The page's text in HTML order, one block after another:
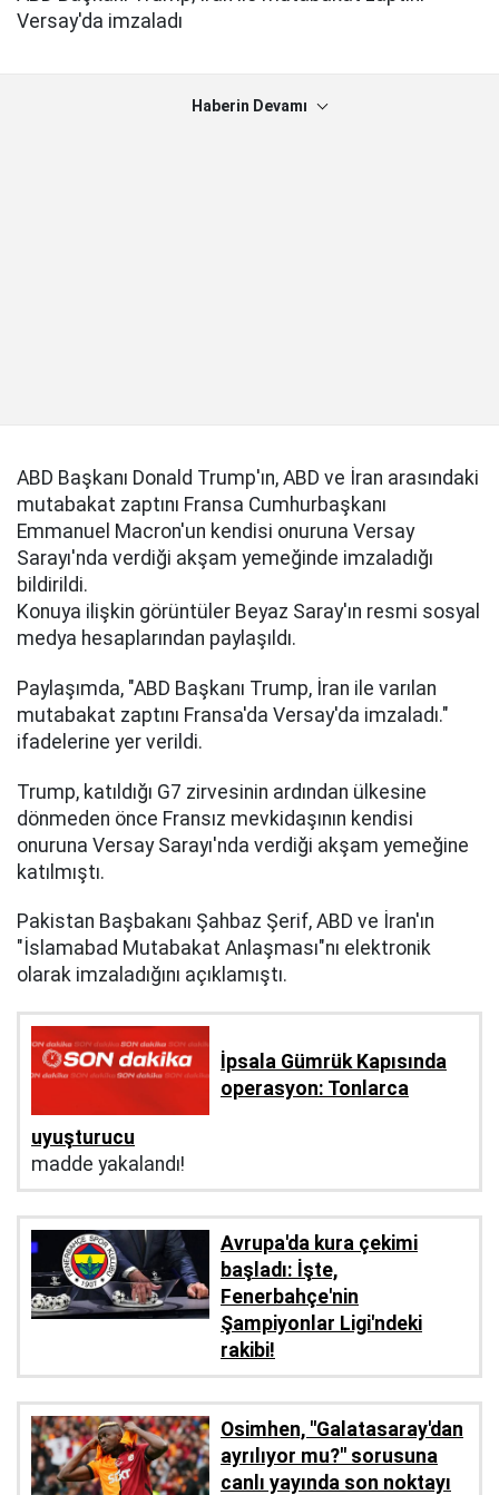
Versay'da imzaladı
Haberin Devamı
ABD Başkanı Donald Trump'ın, ABD ve İran arasındaki
mutabakat zaptını Fransa Cumhurbaşkanı
Emmanuel Macron'un kendisi onuruna Versay
Sarayı'nda verdiği akşam yemeğinde imzaladığı
bildirildi.
Konuya ilişkin görüntüler Beyaz Saray'ın resmi sosyal
medya hesaplarından paylaşıldı.
Paylaşımda, "ABD Başkanı Trump, İran ile varılan
mutabakat zaptını Fransa'da Versay'da imzaladı."
ifadelerine yer verildi.
Trump, katıldığı G7 zirvesinin ardından ülkesine
dönmeden önce Fransız mevkidaşının kendisi
onuruna Versay Sarayı'nda verdiği akşam yemeğine
katılmıştı.
Pakistan Başbakanı Şahbaz Şerif, ABD ve İran'ın
"İslamabad Mutabakat Anlaşması"nı elektronik
olarak imzaladığını açıklamıştı.
İpsala Gümrük Kapısında
operasyon: Tonlarca
uyuşturucu
madde yakalandı!
Avrupa'da kura çekimi
başladı: İşte,
Fenerbahçe'nin
Şampiyonlar Ligi'ndeki
rakibi!
Osimhen, ''Galatasaray'dan
ayrılıyor mu?'' sorusuna
canlı yayında son noktayı